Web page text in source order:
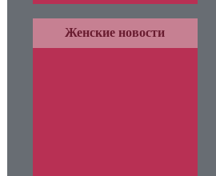
Женские новости